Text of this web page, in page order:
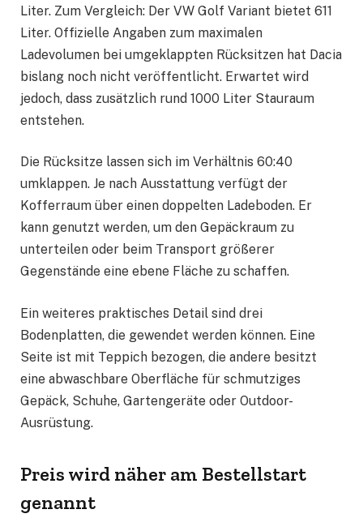
Liter. Zum Vergleich: Der VW Golf Variant bietet 611
Liter. Offizielle Angaben zum maximalen
Ladevolumen bei umgeklappten Rücksitzen hat Dacia
bislang noch nicht veröffentlicht. Erwartet wird
jedoch, dass zusätzlich rund 1000 Liter Stauraum
entstehen.
Die Rücksitze lassen sich im Verhältnis 60:40
umklappen. Je nach Ausstattung verfügt der
Kofferraum über einen doppelten Ladeboden. Er
kann genutzt werden, um den Gepäckraum zu
unterteilen oder beim Transport größerer
Gegenstände eine ebene Fläche zu schaffen.
Ein weiteres praktisches Detail sind drei
Bodenplatten, die gewendet werden können. Eine
Seite ist mit Teppich bezogen, die andere besitzt
eine abwaschbare Oberfläche für schmutziges
Gepäck, Schuhe, Gartengeräte oder Outdoor-
Ausrüstung.
Preis wird näher am Bestellstart
genannt